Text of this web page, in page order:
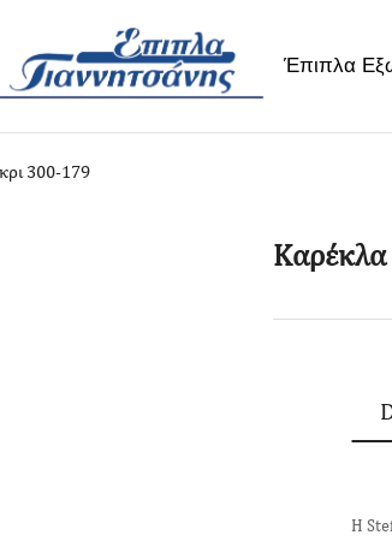
Έπιπλα
300-179
Η